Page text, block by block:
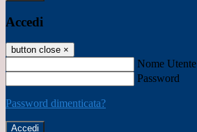
Accedi
button close ×
Nome Utente
Password
Password dimenticata?